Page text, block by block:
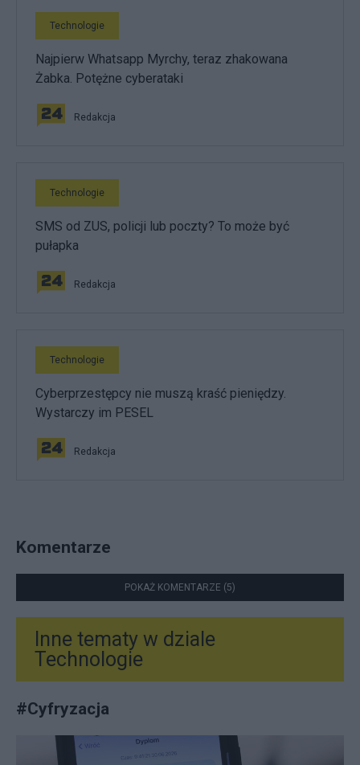
Technologie
Najpierw Whatsapp Myrchy, teraz zhakowana
Żabka. Potężne cyberataki
Redakcja
Technologie
SMS od ZUS, policji lub poczty? To może być
pułapka
Redakcja
Technologie
Cyberprzestępcy nie muszą kraść pieniędzy.
Wystarczy im PESEL
Redakcja
Komentarze
POKAŻ KOMENTARZE (5)
Inne tematy w dziale
Technologie
#Cyfryzacja